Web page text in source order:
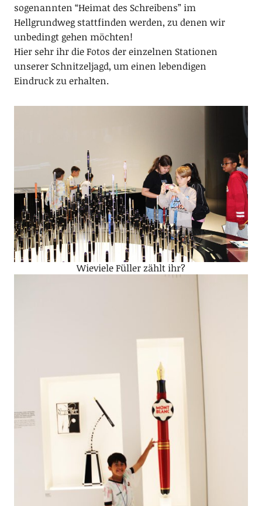
sogenannten “Heimat des Schreibens” im
Hellgrundweg stattfinden werden, zu denen wir
unbedingt gehen möchten!
Hier sehr ihr die Fotos der einzelnen Stationen
unserer Schnitzeljagd, um einen lebendigen
Eindruck zu erhalten.
Wieviele Füller zählt ihr?